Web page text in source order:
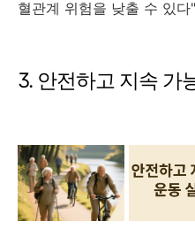
혈관계 위험을 낮출 수 있다
3. 안전하고 지속 가